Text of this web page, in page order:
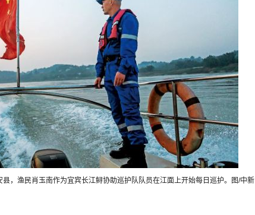
，渔民肖玉南作为宜宾长江鲟协助巡护队队员在江面上开始每日巡护。图/中新